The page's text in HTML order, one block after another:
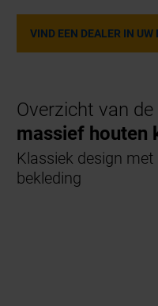
VIND EEN DEALER IN UW
Overzicht van de
massief houten
Klassiek design
bekleding